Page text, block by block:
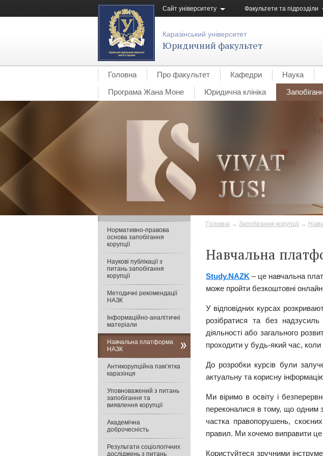
Сайт університету Факультети та підрозділи
Каразінський університет
Юридичний факультет
Головна Про факультет Кафедри Наука
Програма Жана Моне
Юридична клініка
Головна → Запобігання корупції →
Навчальна
Study.NAZK – це навчальна
може пройти безкоштовні
У відповідних курсах
розібратися та без
діяльності або загального
проходити у будь-який час,
До розробки курсів були
актуальну та корисну
Ми віримо в освіту і
переконалися в тому, що одним
частка правопорушень,
правил. Ми хочемо виправити це
Користуйтеся зручними
Нормативно-правова
основа запобігання
корупції
Наукові публікації з
питань запобігання
корупції
Методичні рекомендації
НАЗК
Інформаційно-аналітичні
матеріали
Навчальна платформа
НАЗК
Антикорупційна памʼятка
каразінця
Уповноважений з питань
запобігання та
виявлення корупції
Академічна
доброчесність
Результати соціологічних
досліджень з питань